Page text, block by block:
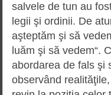
salvele de tun au
legii şi ordinii. De
aşteptăm şi să
luăm şi să ve­dem“.
abordarea de fals şi
observând